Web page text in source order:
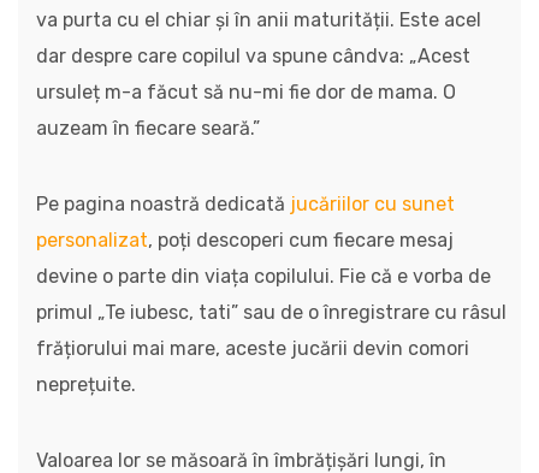
va purta cu el chiar și în anii maturității. Este acel
dar despre care copilul va spune cândva: „Acest
ursuleț m-a făcut să nu-mi fie dor de mama. O
auzeam în fiecare seară.”
Pe pagina noastră dedicată jucăriilor cu sunet
personalizat, poți descoperi cum fiecare mesaj
devine o parte din viața copilului. Fie că e vorba de
primul „Te iubesc, tati” sau de o înregistrare cu râsul
frățiorului mai mare, aceste jucării devin comori
neprețuite.
Valoarea lor se măsoară în îmbrățișări lungi, în